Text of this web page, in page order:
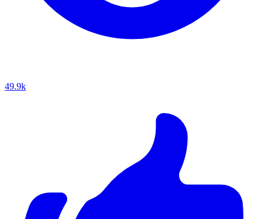
49.9k